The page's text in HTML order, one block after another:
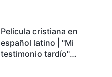
Película cristiana en
español latino | "Mi
testimonio tardío"